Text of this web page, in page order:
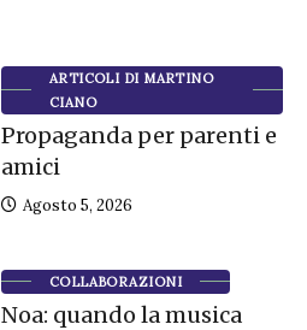
ARTICOLI DI MARTINO
CIANO
Propaganda per parenti e
amici
Agosto 5, 2026
COLLABORAZIONI
Noa: quando la musica